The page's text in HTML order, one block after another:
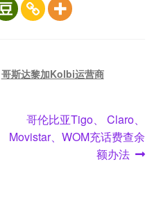
哥斯达黎加Kolbi运营商
Next
post:
哥伦比亚Tigo、 Claro、
Movistar、WOM充话费查余
额办法